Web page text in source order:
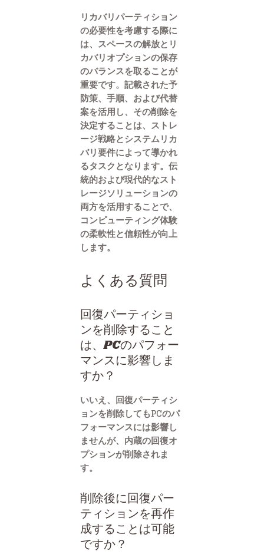
リカバリパーティション
の必要性を考慮する際に
は、スペースの解放とリ
カバリオプションの保存
のバランスを取ることが
重要です。記載された予
防策、手順、および代替
案を活用し、その削除を
決定することは、ストレ
ージ戦略とシステムリカ
バリ要件によって導かれ
るタスクとなります。伝
統的および現代的なスト
レージソリューションの
両方を活用することで、
コンピューティング体験
の柔軟性と信頼性が向上
します。
よくある質問
回復パーティショ
ンを削除すること
は、PCのパフォー
マンスに影響しま
すか？
いいえ、回復パーティシ
ョンを削除してもPCのパ
フォーマンスには影響し
ませんが、内蔵の回復オ
プションが削除されま
す。
削除後に回復パー
ティションを再作
成することは可能
ですか？